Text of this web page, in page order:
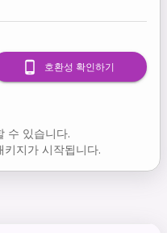
수 있습니다.
지가 시작됩니다.
호환성 확인하기